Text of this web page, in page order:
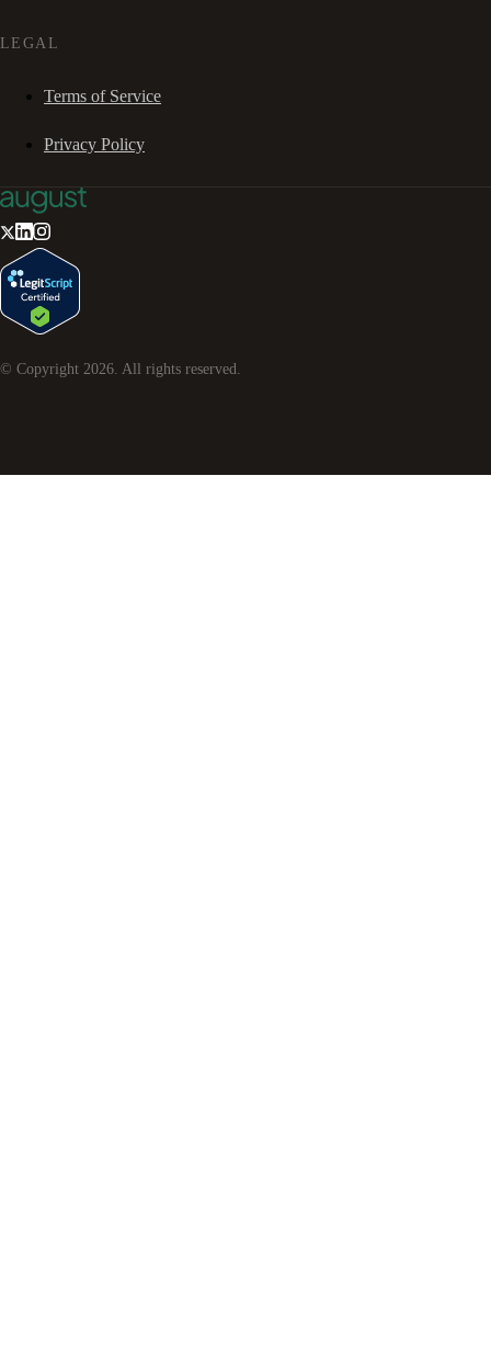
LEGAL
Terms of Service
Privacy Policy
© Copyright 2026. All rights reserved.